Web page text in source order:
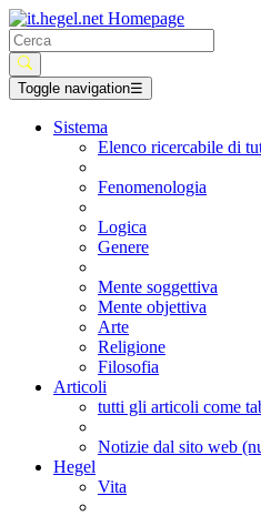
Toggle navigation☰
Sistema
Elenco ricercabile di
Fenomenologia
Logica
Genere
Mente soggettiva
Mente objettiva
Arte
Religione
Filosofia
Articoli
tutti gli articoli come
Notizie dal sito web
Hegel
Vita